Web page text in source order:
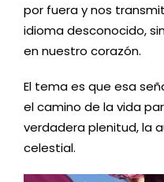
por fuera y nos
idioma desconocido,
en nuestro corazón.
El tema es que esa
el camino de la vida
verdadera plenitud, la
celestial.